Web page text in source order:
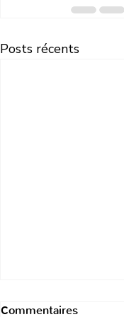
Posts récents
Commentaires